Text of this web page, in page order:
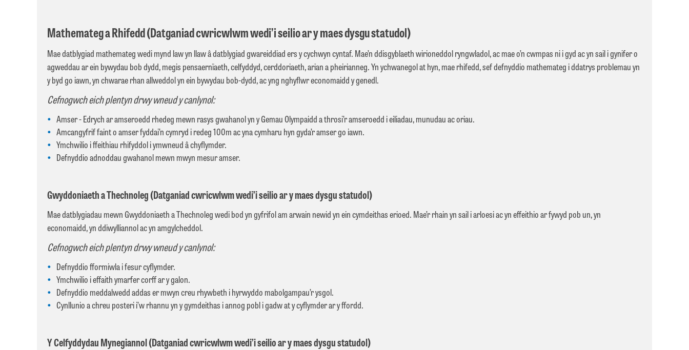
Mathemateg a Rhifedd (Datganiad cwricwlwm wedi’i seilio ar y maes dysgu statudol)
Mae datblygiad mathemateg wedi mynd law yn llaw â datblygiad gwareiddiad ers y cychwyn cyntaf. Mae’n ddisgyblaeth wirioneddol ryngwladol, ac mae o’n cwmpas ni i gyd ac yn sail i gynifer o
agweddau ar ein bywydau bob dydd, megis pensaernïaeth, celfyddyd, cerddoriaeth, arian a pheirianneg. Yn ychwanegol at hyn, mae rhifedd, sef defnyddio mathemateg i ddatrys problemau yn
y byd go iawn, yn chwarae rhan allweddol yn ein bywydau bob-dydd, ac yng nghyﬂwr economaidd y genedl.
Cefnogwch eich plentyn drwy wneud y canlynol:
Amser - Edrych ar amseroedd rhedeg mewn rasys gwahanol yn y Gemau Olympaidd a throsi’r amseroedd i eiliadau, munudau ac oriau.
Amcangyfrif faint o amser fyddai’n cymryd i redeg 100m ac yna cymharu hyn gyda’r amser go iawn.
Ymchwilio i ffeithiau rhifyddol i ymwneud â chyflymder.
Defnyddio adnoddau gwahanol mewn mwyn mesur amser.
Gwyddoniaeth a Thechnoleg (Datganiad cwricwlwm wedi’i seilio ar y maes dysgu statudol)
Mae datblygiadau mewn Gwyddoniaeth a Thechnoleg wedi bod yn gyfrifol am arwain newid yn ein cymdeithas erioed. Mae’r rhain yn sail i arloesi ac yn effeithio ar fywyd pob un, yn
economaidd, yn ddiwylliannol ac yn amgylcheddol.
Cefnogwch eich plentyn drwy wneud y canlynol:
Defnyddio fformiwla i fesur cyflymder.
Ymchwilio i effaith ymarfer corff ar y galon.
Defnyddio meddalwedd addas er mwyn creu rhywbeth i hyrwyddo mabolgampau’r ysgol.
Cynllunio a chreu posteri i’w rhannu yn y gymdeithas i annog pobl i gadw at y cyflymder ar y ffordd.
Y Celfyddydau Mynegiannol (Datganiad cwricwlwm wedi’i seilio ar y maes dysgu statudol)